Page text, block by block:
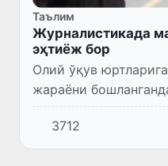
Таълим
Журналистикада
эҳтиёж бор
Олий ўқув
жараёни
ҳузуримизга 10 дан
журналист ташриф
3712